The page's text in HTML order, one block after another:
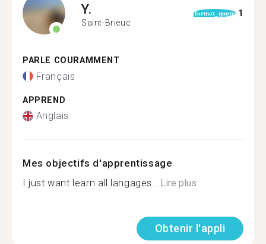
Y.
Saint-Brieuc
format_quote 1
PARLE COURAMMENT
Français
APPREND
Anglais
Mes objectifs d'apprentissage
I just want learn all langages...Lire plus
Obtenir l'appli